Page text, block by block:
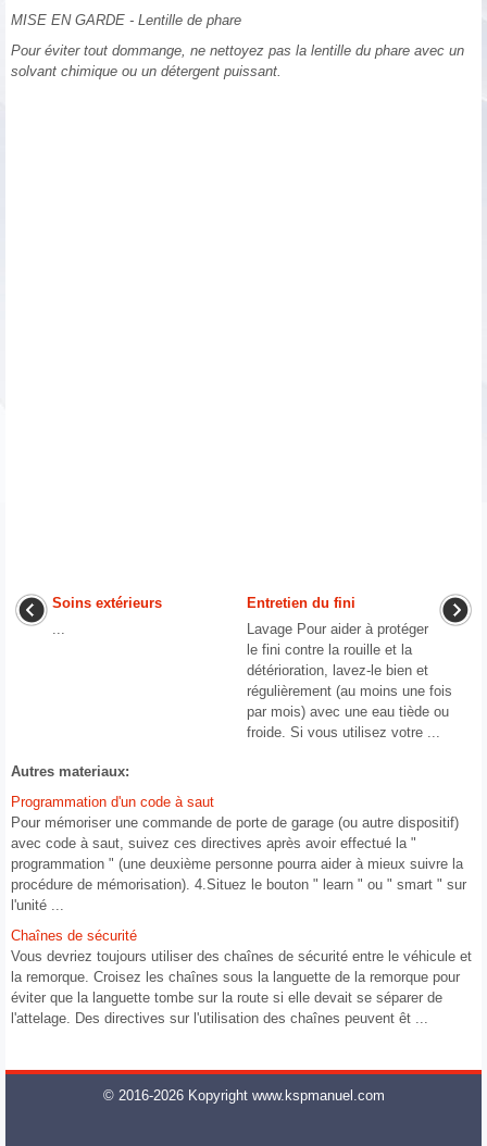
MISE EN GARDE - Lentille de phare
Pour éviter tout dommange, ne nettoyez pas la lentille du phare avec un
solvant chimique ou un détergent puissant.
Soins extérieurs
...
Entretien du fini
Lavage Pour aider à protéger
le fini contre la rouille et la
détérioration, lavez-le bien et
régulièrement (au moins une fois
par mois) avec une eau tiède ou
froide. Si vous utilisez votre ...
Autres materiaux:
Programmation d'un code à saut
Pour mémoriser une commande de porte de garage (ou autre dispositif)
avec code à saut, suivez ces directives après avoir effectué la "
programmation " (une deuxième personne pourra aider à mieux suivre la
procédure de mémorisation). 4.Situez le bouton " learn " ou " smart " sur
l'unité ...
Chaînes de sécurité
Vous devriez toujours utiliser des chaînes de sécurité entre le véhicule et
la remorque. Croisez les chaînes sous la languette de la remorque pour
éviter que la languette tombe sur la route si elle devait se séparer de
l'attelage. Des directives sur l'utilisation des chaînes peuvent êt ...
© 2016-2026 Kopyright www.kspmanuel.com